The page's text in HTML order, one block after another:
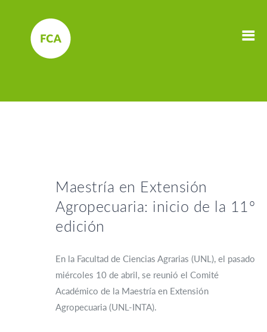
Maestría en Extensión
Agropecuaria: inicio de la 11º
edición
En la Facultad de Ciencias Agrarias (UNL), el pasado
miércoles 10 de abril, se reunió el Comité
Académico de la Maestría en Extensión
Agropecuaria (UNL-INTA).